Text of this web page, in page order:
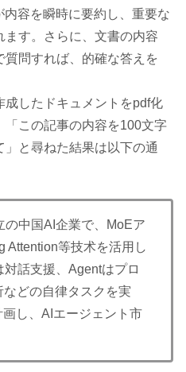
内容を瞬時に要約し、重要な
ます。さらに、文書の内容
問すれば、的確な答えを
成したドキュメントをpdf化
「この記事の内容を100文字
と尋ねた結果は以下の通
の中国AI企業で、MoEア
Attention等技术を活用し
話支援、Agentはプロ
どの自律タスクを実
し、AIエージェント市